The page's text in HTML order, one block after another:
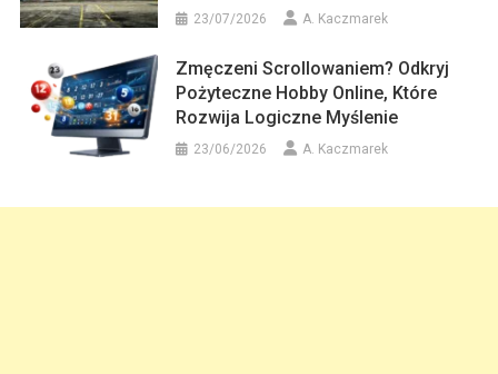
23/07/2026 A. Kaczmarek
Zmęczeni Scrollowaniem? Odkryj
Pożyteczne Hobby Online, Które
Rozwija Logiczne Myślenie
23/06/2026 A. Kaczmarek